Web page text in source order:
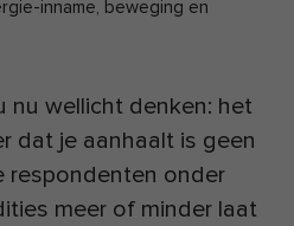
inname, beweging en
nu wellicht denken: het
dat je aanhaalt is geen
respondenten onder
meer of minder laat